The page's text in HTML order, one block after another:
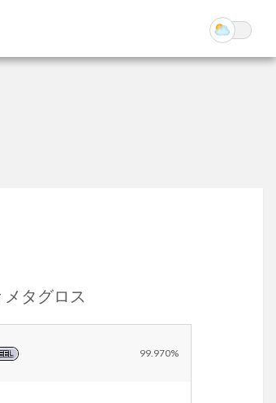
タグロス
99.970%